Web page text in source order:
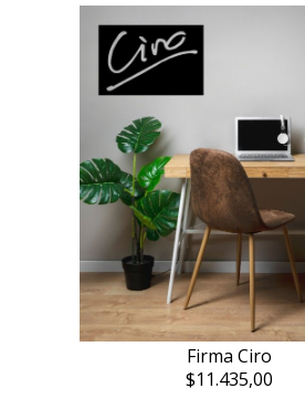
Firma Ciro
$11.435,00